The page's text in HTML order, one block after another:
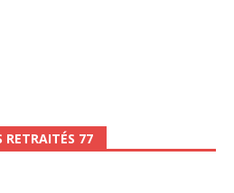
RETRAITÉS 77